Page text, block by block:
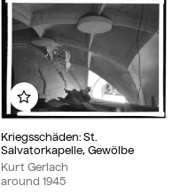
Kriegsschäden: St.
Salvatorkapelle, Gewölbe
Kurt Gerlach
around 1945
Add to my album